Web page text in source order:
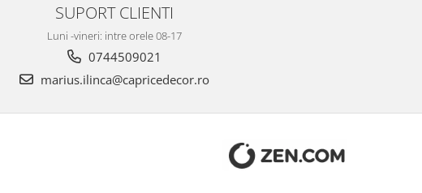
SUPORT CLIENTI
Luni -vineri: intre orele 08-17
0744509021
marius.ilinca@capricedecor.ro